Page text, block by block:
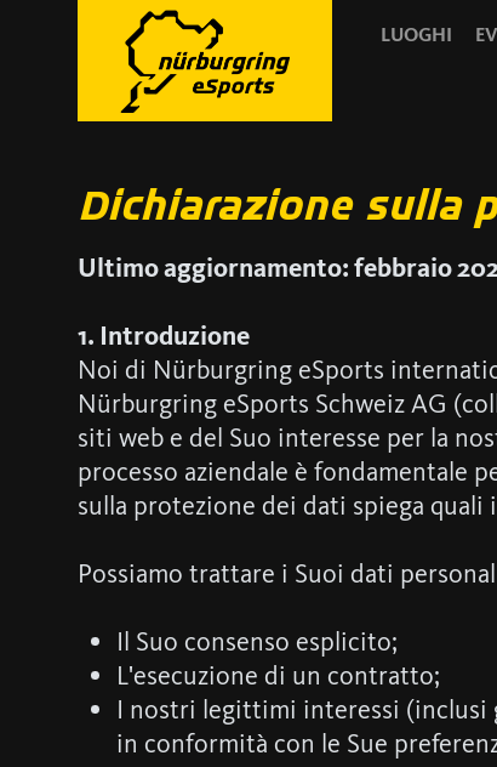
LUOGHI
Dichiarazione sulla
Ultimo aggiornamento: febbraio
1. Introduzione
Noi di Nürburgring eSports
Nürburgring eSports Schweiz AG
siti web e del Suo interesse per la
processo aziendale è fondamentale
sulla protezione dei dati spiega
Possiamo trattare i Suoi dati
Il Suo consenso esplicito;
L'esecuzione di un contratto;
I nostri legittimi interessi (inclusi
in conformità con le Sue